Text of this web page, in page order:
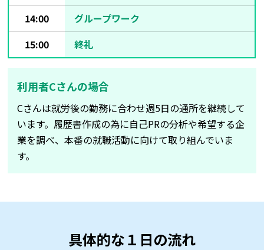
14:00
グループワーク
15:00
終礼
利用者Cさんの場合
Cさんは就労後の勤務に合わせ週5日の通所を継続して
います。履歴書作成の為に自己PRの分析や希望する企
業を調べ、本番の就職活動に向けて取り組んでいま
す。
具体的な１日の流れ